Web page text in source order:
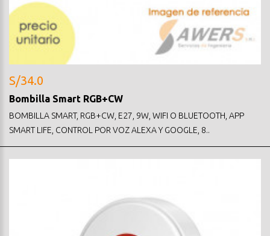
S/34.0
Bombilla Smart RGB+CW
BOMBILLA SMART, RGB+CW, E27, 9W, WIFI O BLUETOOTH, APP
SMART LIFE, CONTROL POR VOZ ALEXA Y GOOGLE, 8..